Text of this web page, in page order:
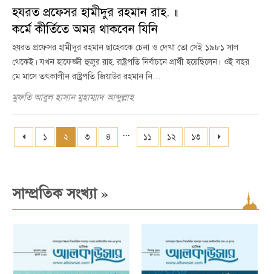
হযরত প্রফেসর হামীদুর রহমান রাহ. ॥
কর্মে কীর্তিতে অমর থাকবেন যিনি
হযরত প্রফেসর হামীদুর রহমান ছাহেবকে চেনা ও দেখা তো সেই ১৯৮১ সাল
থেকেই। যখন হাফেজ্জী হুজুর রাহ. রাষ্ট্রপতি নির্বাচনে প্রার্থী হয়েছিলেন। ওই বছর
মে মাসে তৎকালীন রাষ্ট্রপতি জিয়াউর রহমান নি…
মুফতি আবুল হাসান মুহাম্মাদ আব্দুল্লাহ
১ ২ ৩ ৪ ... ১১ ১২ ১৩
সাম্প্রতিক সংখ্যা»